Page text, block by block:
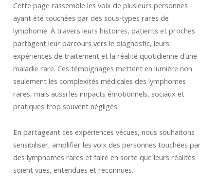
Cette page rassemble les voix de plusieurs personnes
ayant été touchées par des sous‑types rares de
lymphome. À travers leurs histoires, patients et proches
partagent leur parcours vers le diagnostic, leurs
expériences de traitement et la réalité quotidienne d’une
maladie rare. Ces témoignages mettent en lumière non
seulement les complexités médicales des lymphomes
rares, mais aussi les impacts émotionnels, sociaux et
pratiques trop souvent négligés.
En partageant ces expériences vécues, nous souhaitons
sensibiliser, amplifier les voix des personnes touchées par
des lymphomes rares et faire en sorte que leurs réalités
soient vues, entendues et reconnues.